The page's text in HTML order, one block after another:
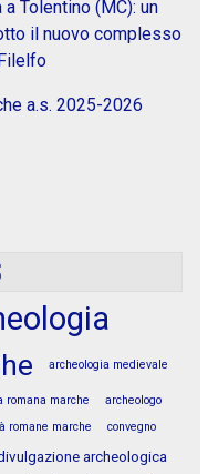
Tolentino (MC): un
il nuovo complesso
a.s. 2025-2026
archeologia medievale
romana marche
archeologo
romane marche convegno
archeologica